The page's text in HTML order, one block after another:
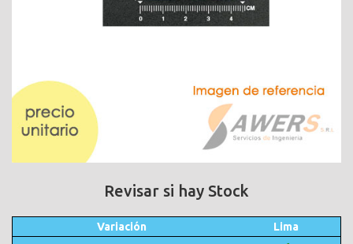
Revisar si hay Stock
Variación Lima